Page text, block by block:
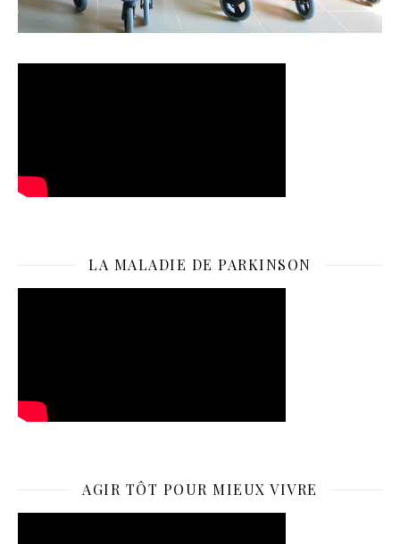
LA MALADIE DE PARKINSON
AGIR TÔT POUR MIEUX VIVRE